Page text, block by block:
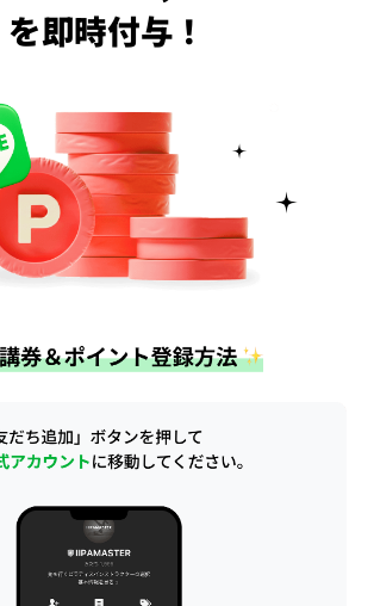
を即時付与！